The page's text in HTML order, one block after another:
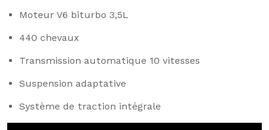
Moteur V6 biturbo 3,5L
440 chevaux
Transmission automatique 10 vitesses
Suspension adaptative
Système de traction intégrale